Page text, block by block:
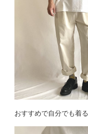
おすすめで自分でも着る